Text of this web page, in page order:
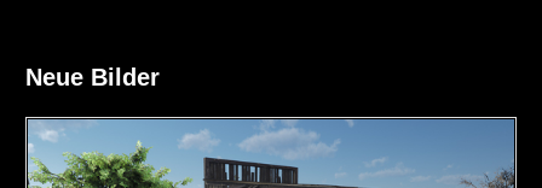
Neue Bilder